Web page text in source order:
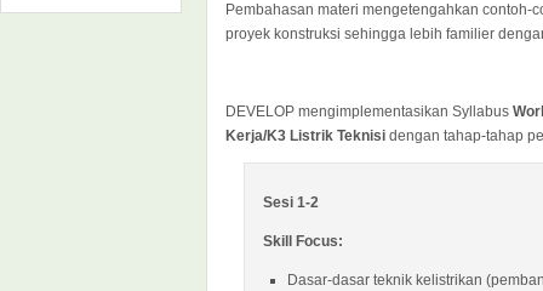
Pembahasan materi mengetengahkan contoh-
proyek konstruksi sehingga lebih familier
DEVELOP mengimplementasikan Syllabus
Kerja/K3 Listrik Teknisi dengan tahap-tahap
Sesi 1-2
Skill Focus:
Dasar-dasar teknik kelistrikan